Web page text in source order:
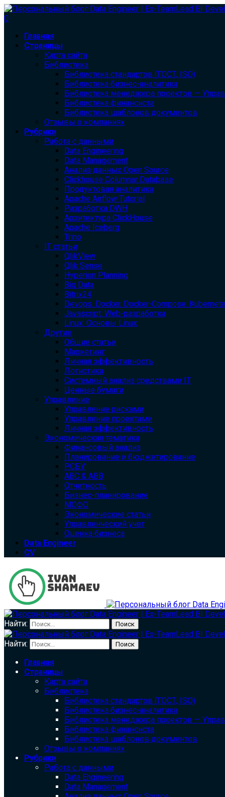
0
Главная
Страницы
Карта сайта
Библиотека
Библиотека cтандартов (ГОСТ, ISO)
Библиотека бизнес-аналитика
Библиотека менеджера проектов —
Библиотека финансиста
Библиотека шаблонов документов
Отзывы о компаниях
Рубрики
Работа с данными
Data Engineering
Data Management
Анализ данных Open Source
Clickhouse Columnar Database
Продуктовая аналитика
Apache Airflow Tutorial
Разработка DWH
Архитектура ClickHouse
Apache Iceberg
Trino
IT статьи
QlikView
Qlik Sense
Hyperion Planning
Big Data
Bitrix24
Devops. Docker. Docker-Compose.
Javascript. Web-разработка
Linux. Основы Linux
Другие
Общие статьи
Маркетинг
Личная эффективность
Логистика
Системный анализ средствами IT
Ценные бумаги
Управление
Управление рисками
Управление проектами
Личная эффективность
Экономическая тематика
Финансовый анализ
Планирование и бюджетирование
РСБУ
ABC & ABB
Отчетность
Бизнес-планирование
МСФО
Экономические статьи
Управленческий учет
Оценка бизнеса
Data Engineer
CV
Найти:
Найти:
Главная
Страницы
Карта сайта
Библиотека
Библиотека cтандартов (ГОСТ, ISO)
Библиотека бизнес-аналитика
Библиотека менеджера проектов —
Библиотека финансиста
Библиотека шаблонов документов
Отзывы о компаниях
Рубрики
Работа с данными
Data Engineering
Data Management